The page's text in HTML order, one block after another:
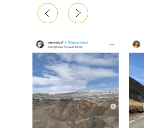
Мы в реестре туроператоров
№ В031-00161-77/01748153
@ ООО
Этнотур »2020-2026 г.